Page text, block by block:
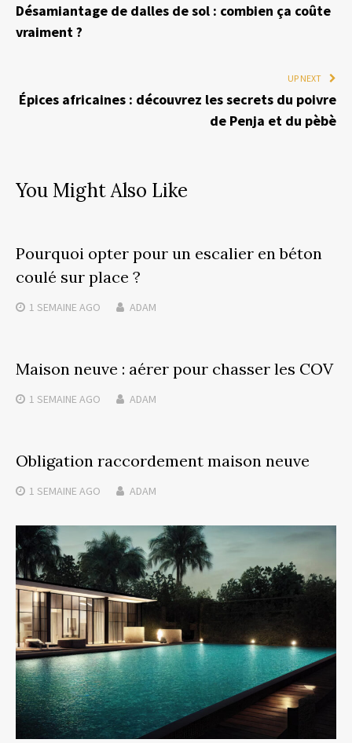
Désamiantage de dalles de sol : combien ça coûte
vraiment ?
UP NEXT
Épices africaines : découvrez les secrets du poivre
de Penja et du pèbè
You Might Also Like
Pourquoi opter pour un escalier en béton
coulé sur place ?
1 SEMAINE AGO ADAM
Maison neuve : aérer pour chasser les COV
1 SEMAINE AGO ADAM
Obligation raccordement maison neuve
1 SEMAINE AGO ADAM